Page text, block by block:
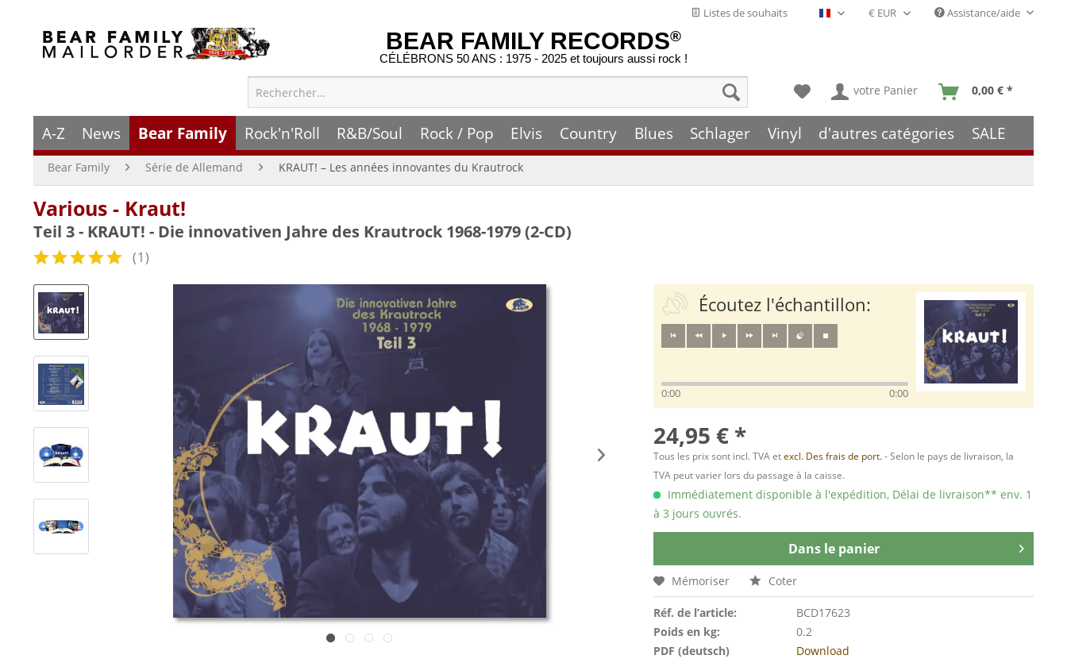
Listes de souhaits Français- FR Assistance/aide
BEAR FAMILY RECORDS®
CÉLÉBRONS 50 ANS : 1975 - 2025 et toujours aussi rock !
votre Panier 0,00 € *
A-Z News Bear Family Rock'n'Roll R&B/Soul Rock / Pop Elvis Country Blues Schlager Vinyl d'autres catégories SALE
Bear Family Série de Allemand KRAUT! – Les années innovantes du Krautrock
Various - Kraut!
Teil 3 - KRAUT! - Die innovativen Jahre des Krautrock 1968-1979 (2-CD)
(1)
Écoutez l'échantillon:
0:00 0:00
24,95 € *
Tous les prix sont incl. TVA etexcl. Des frais de port.- Selon le pays de livraison, la
TVA peut varier lors du passage à la caisse.
Immédiatement disponible à l'expédition, Délai de livraison** env. 1
à 3 jours ouvrés.
Dans le panier
Mémoriser Coter
Réf. de l’article:
BCD17623
Poids en kg:
0.2
PDF (deutsch)
Download